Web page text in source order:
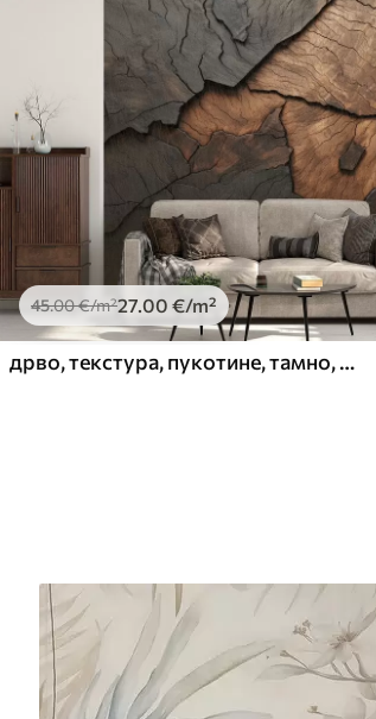
45.00€/m²27 .00 €/m²
дрво, текстура, пукотине, тамно, кора, површина